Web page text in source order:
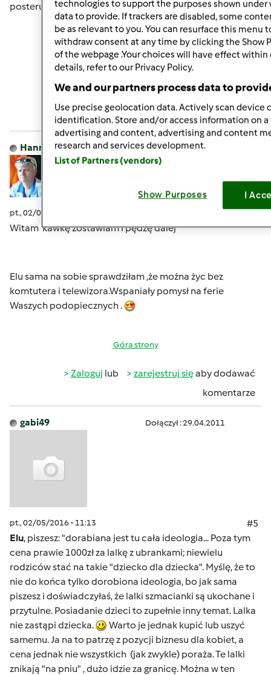
posterunku
Góra strony
komentarze
Hanna Gręda Dołączył : 24.08.2012
pt., 02/05/2016 - 08:09
#4
Witam kawkę zostawiam i pędzę dalej
Elu sama na sobie sprawdziłam ,że można życ bez
komtutera i telewizora.Wspaniały pomysł na ferie
Waszych podopiecznych .
Góra strony
Zaloguj lub zarejestruj sięaby dodawać
komentarze
gabi49 Dołączył : 29.04.2011
pt., 02/05/2016 - 11:13
#5
Elu, piszesz: "dorabiana jest tu cała ideologia... Poza tym
cena prawie 1000zł za lalkę z ubrankami; niewielu
rodziców stać na takie "dziecko dla dziecka". Myślę, że to
nie do końca tylko dorobiona ideologia, bo jak sama
piszesz i doświadczyłaś, że lalki szmacianki są ukochane i
przytulne. Posiadanie dzieci to zupełnie inny temat. Lalka
nie zastąpi dziecka.
Warto je jednak kupić lub uszyć
samemu. Ja na to patrzę z pozycji biznesu dla kobiet, a
cena jednak nie wszystkich (jak zwykle) poraża. Te lalki
znikają "na pniu" , dużo idzie za granicę. Można w ten
technologies to support the purposes shown under
data to provide. If trackers are disabled, some
be as relevant to you. You can resurface this menu
withdraw consent at any time by clicking the Show
of the webpage .Your choices will have effect within
details, refer to our Privacy Policy.
We and our partners process data to
Use precise geolocation data. Actively scan device
identification. Store and/or access information on a
advertising and content, advertising and content
research and services development.
List of Partners (vendors)
Show Purposes I